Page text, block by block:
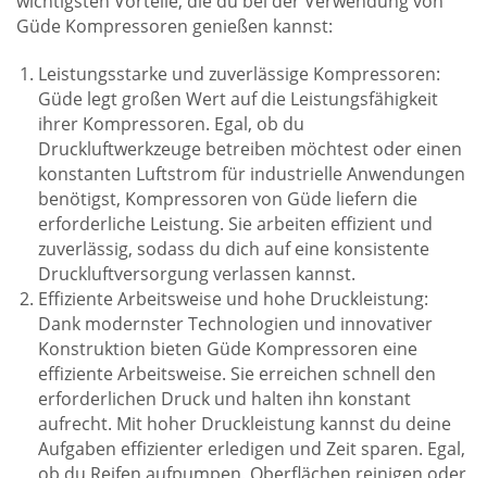
Güde Kompressoren genießen kannst:
Leistungsstarke und zuverlässige Kompressoren:
Güde legt großen Wert auf die Leistungsfähigkeit
ihrer Kompressoren. Egal, ob du
Druckluftwerkzeuge betreiben möchtest oder einen
konstanten Luftstrom für industrielle Anwendungen
benötigst, Kompressoren von Güde liefern die
erforderliche Leistung. Sie arbeiten effizient und
zuverlässig, sodass du dich auf eine konsistente
Druckluftversorgung verlassen kannst.
Effiziente Arbeitsweise und hohe Druckleistung:
Dank modernster Technologien und innovativer
Konstruktion bieten Güde Kompressoren eine
effiziente Arbeitsweise. Sie erreichen schnell den
erforderlichen Druck und halten ihn konstant
aufrecht. Mit hoher Druckleistung kannst du deine
Aufgaben effizienter erledigen und Zeit sparen. Egal,